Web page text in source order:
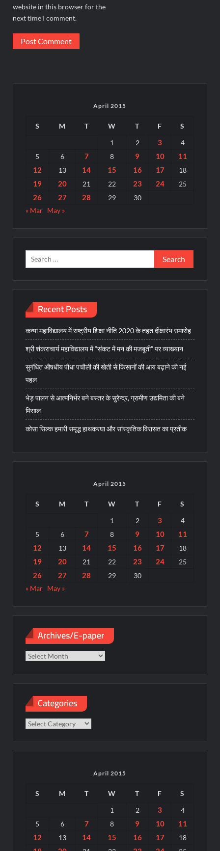
website in this browser for the
next time I comment.
April 2015
S M T W T F
S
1
2 3
4
5
6 7 8 9 10
11
12
13 14 15 16 17 18
19 20 21 22 23 24 25
26 27 28 29
30
« Mar May »
Search
for:
Recent Posts
कन्या महाविद्यालय में राष्ट्रीय शिक्षा नीति 2020 के तहत दीक्षारंभ समारोह
श्री शंकराचार्य महाविद्यालय में “संकट में मन की मजबूती” पर व्याख्यान
सुगंधित औषधीय पौधा पचौली की खेती से किसानों की आय बढ़ाने की नई
पहल
भेड़ पालन से आत्मनिर्भर बने बस्तर के सुरेन्द्र, ग्रामीण उद्यमिता की बने
मिसाल
कोसा सिल्क हमारी समृद्ध हाथकरघा और सांस्कृतिक विरासत का प्रतीक
April 2015
S M T W T F
S
1
2 3
4
5
6 7 8 9 10
11
12
13 14 15 16 17 18
19 20 21 22 23 24 25
26 27 28 29
30
« Mar May »
Archives/E-paper
Categories
Categories
April 2015
S M T W T F
S
1
2 3
4
5
6 7 8 9 10
11
12
13 14 15 16 17 18